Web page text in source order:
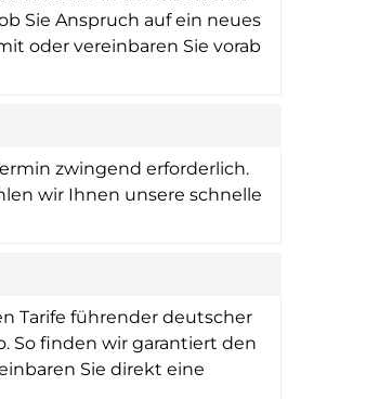
Sie Anspruch auf ein neues
oder vereinbaren Sie vorab
zwingend erforderlich.
wir Ihnen unsere schnelle
Tarife führender deutscher
So finden wir garantiert den
Sie direkt eine